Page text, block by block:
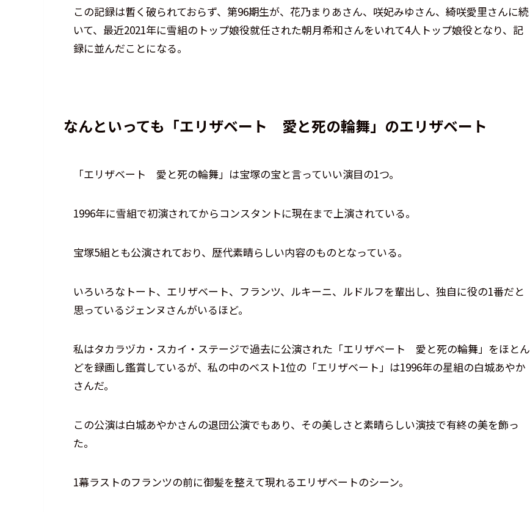
この記録は暫く破られておらず、第96期生が、花乃まりあさん、咲妃みゆさん、綺咲愛里さんに続
いて、最近2021年に雪組のトップ娘役就任された朝月希和さんをいれて4人トップ娘役となり、記
録に並んだことになる。
なんといっても「エリザベート 愛と死の輪舞」のエリザベート
「エリザベート 愛と死の輪舞」は宝塚の宝と言っていい演目の1つ。
1996年に雪組で初演されてからコンスタントに現在まで上演されている。
宝塚5組とも公演されており、歴代素晴らしい内容のものとなっている。
いろいろなトート、エリザベート、フランツ、ルキーニ、ルドルフを輩出し、独自に役の1番だと
思っているジェンヌさんがいるほど。
私はタカラヅカ・スカイ・ステージで過去に公演された「エリザベート 愛と死の輪舞」をほとん
どを録画し鑑賞しているが、私の中のベスト1位の「エリザベート」は1996年の星組の白城あやか
さんだ。
この公演は白城あやかさんの退団公演でもあり、その美しさと素晴らしい演技で有終の美を飾っ
た。
1幕ラストのフランツの前に御髪を整えて現れるエリザベートのシーン。